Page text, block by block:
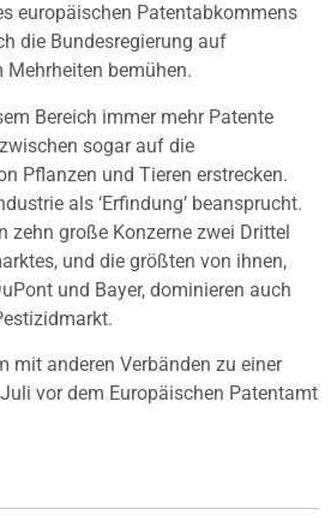
europäischen Patentabkommens
die Bundesregierung auf
Mehrheiten bemühen.
Bereich immer mehr Patente
sogar auf die
Pflanzen und Tieren erstrecken.
als ‘Erfindung’ beansprucht.
zehn große Konzerne zwei Drittel
und die größten von ihnen,
und Bayer, dominieren auch
mit anderen Verbänden zu einer
vor dem Europäischen Patentamt